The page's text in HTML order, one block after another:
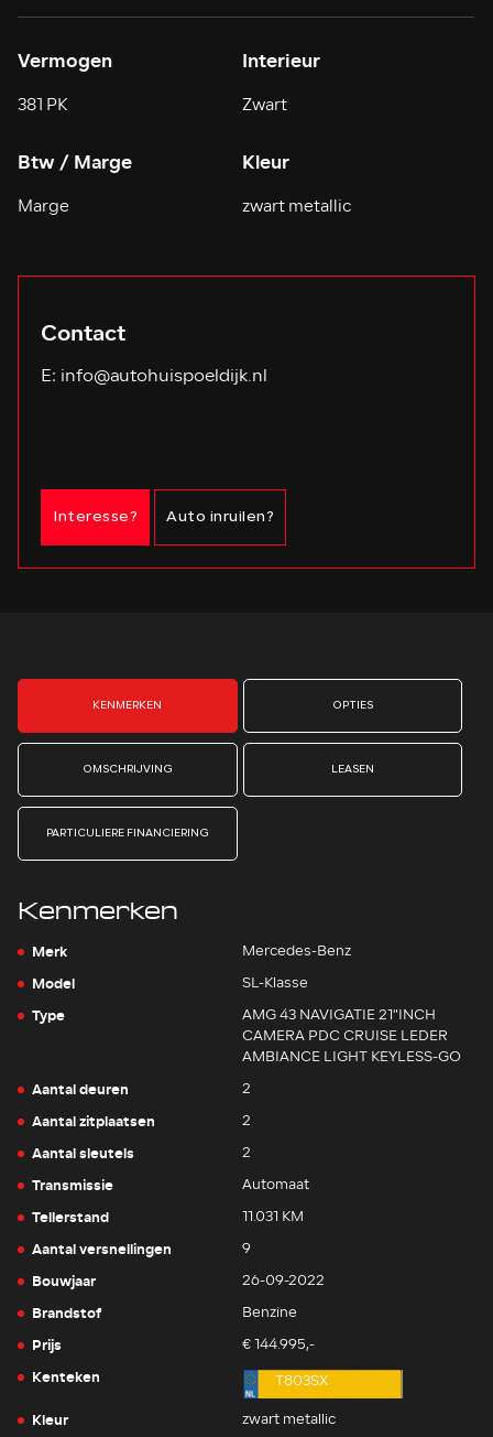
Vermogen
381 PK
Interieur
Zwart
Btw / Marge
Marge
Kleur
zwart metallic
Contact
E: info@autohuispoeldijk.nl
Interesse? Auto inruilen?
KENMERKEN OPTIES
OMSCHRIJVING LEASEN
PARTICULIERE FINANCIERING
Kenmerken
Merk Mercedes-Benz
Model SL-Klasse
Type
AMG 43 NAVIGATIE 21"INCH
CAMERA PDC CRUISE LEDER
AMBIANCE LIGHT KEYLESS-GO
Aantal deuren 2
Aantal zitplaatsen 2
Aantal sleutels 2
Transmissie Automaat
Tellerstand 11.031 KM
Aantal versnellingen 9
Bouwjaar 26-09-2022
Brandstof Benzine
Prijs € 144.995,-
Kenteken T803SX
Kleur zwart metallic